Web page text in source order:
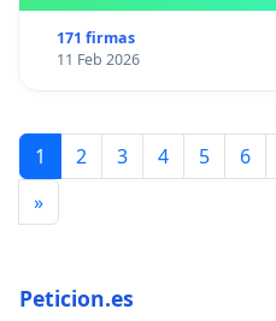
171 firmas
11 Feb 2026
1 2 3 4 5 6
»
Peticion.es